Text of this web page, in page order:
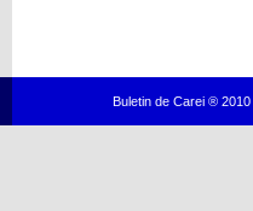
Buletin de Carei ®